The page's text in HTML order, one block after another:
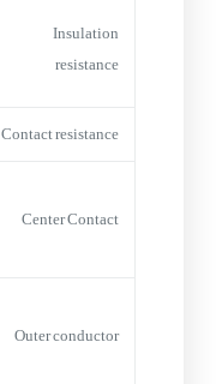
Insulation
resistance
Contact resistance
Center Contact
Outer conductor